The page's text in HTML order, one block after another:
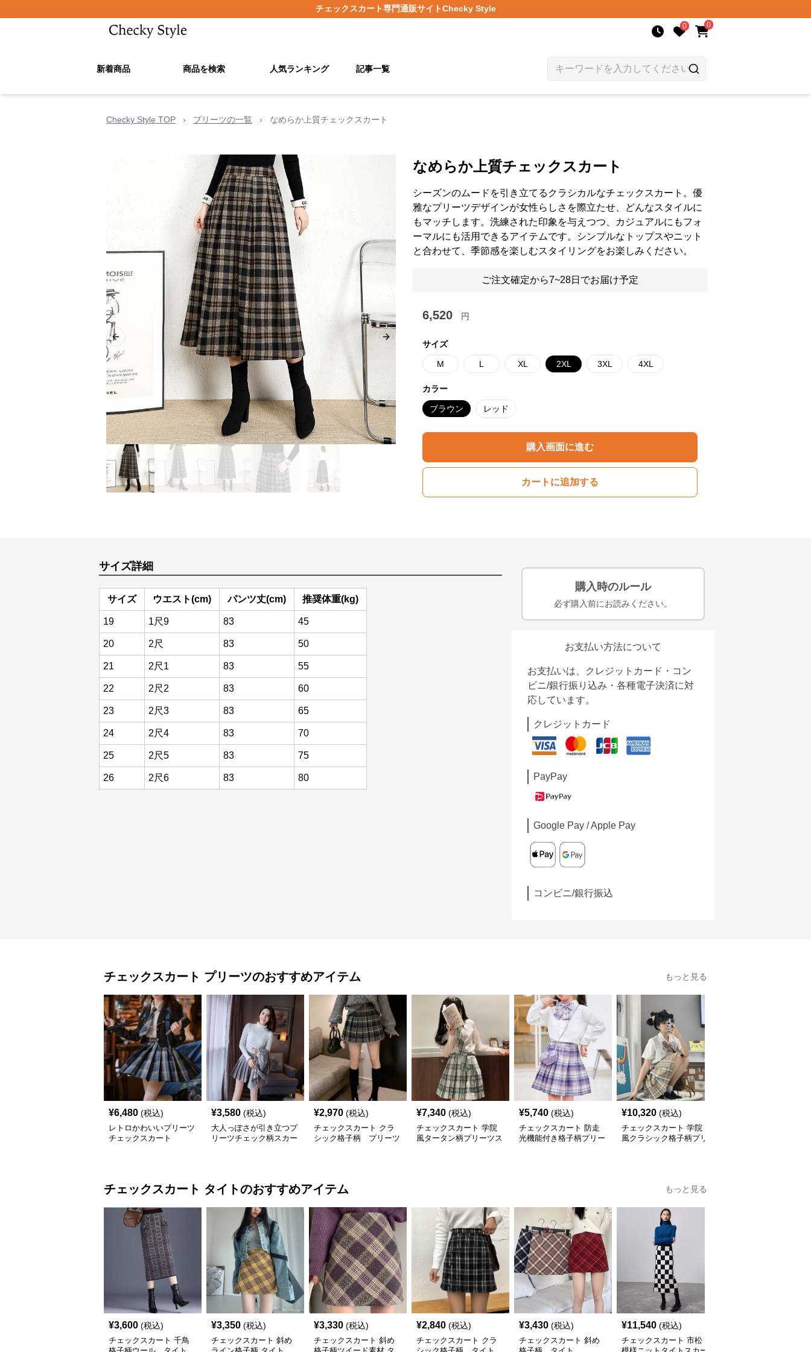
チェックスカート専門通販サイトChecky Style
0 0
新着商品 商品を検索 人気ランキング 記事一覧
Checky Style TOP › プリーツの一覧 › なめらか上質チェックスカート
Previous slide Next slide
なめらか上質チェックスカート
シーズンのムードを引き立てるクラシカルなチェックスカート。優
雅なプリーツデザインが女性らしさを際立たせ、どんなスタイルに
もマッチします。洗練された印象を与えつつ、カジュアルにもフォ
ーマルにも活用できるアイテムです。シンプルなトップスやニット
と合わせて、季節感を楽しむスタイリングをお楽しみください。
ご注文確定から7~28日でお届け予定
6,520 円
サイズ
M L XL 2XL 3XL 4XL
カラー
ブラウン レッド
購入画面に進む
カートに追加する
サイズ詳細
サイズ ウエスト(cm) パンツ丈(cm) 推奨体重(kg)
19 1尺9 83 45
20 2尺 83 50
21 2尺1 83 55
22 2尺2 83 60
23 2尺3 83 65
24 2尺4 83 70
25 2尺5 83 75
26 2尺6 83 80
購入時のルール
必ず購入前にお読みください。
お支払い方法について
お支払いは、クレジットカード・コン
ビニ/銀行振り込み・各種電子決済に対
応しています。
クレジットカード
PayPay
Google Pay / Apple Pay
コンビニ/銀行振込
チェックスカート プリーツのおすすめアイテム もっと見る
¥6,480 (税込)
レトロかわいいプリーツ
チェックスカート
¥3,580 (税込)
大人っぽさが引き立つプ
リーツチェック柄スカー
¥2,970 (税込)
チェックスカート クラ
シック格子柄 プリーツ
¥7,340 (税込)
チェックスカート 学院
風タータン柄プリーツス
¥5,740 (税込)
チェックスカート 防走
光機能付き格子柄プリー
¥10,320 (税込)
チェックスカート 学院
風クラシック格子柄プリ
チェックスカート タイトのおすすめアイテム もっと見る
¥3,600 (税込)
チェックスカート 千鳥
¥3,350 (税込)
チェックスカート 斜め
¥3,330 (税込)
チェックスカート 斜め
¥2,840 (税込)
チェックスカート クラ
¥3,430 (税込)
チェックスカート 斜め
¥11,540 (税込)
チェックスカート 市松